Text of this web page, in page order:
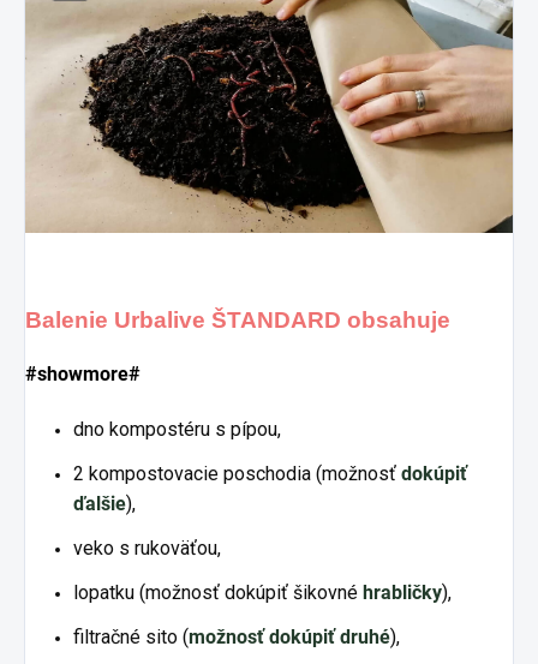
Balenie Urbalive ŠTANDARD obsahuje
#showmore#
dno kompostéru s pípou,
2 kompostovacie poschodia (možnosť dokúpiť
ďalšie),
veko s rukoväťou,
lopatku (možnosť dokúpiť šikovné hrabličky),
filtračné sito (možnosť dokúpiť druhé),